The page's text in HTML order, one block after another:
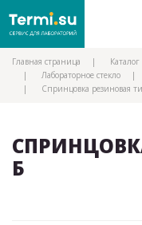
Главная страница Каталог
Лабораторное стекло
Спринцовка резиновая
Б